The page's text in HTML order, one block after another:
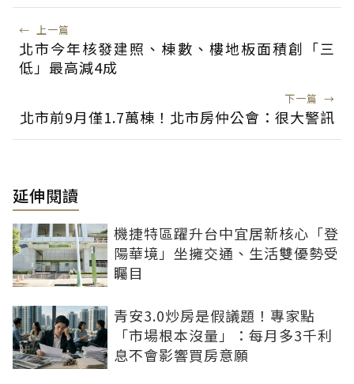
← 上一篇
北市今年核發建照、棟數、樓地板面積創「三
低」最高減4成
下一篇 →
北市前9月僅1.7萬棟！北市房仲公會：很大警訊
延伸閱讀
機捷特區躍升台中宜居新核心「登
陽華境」坐擁交通、生活雙優勢受
矚目
青安3.0炒房是假議題！專家點
「市場根本沒量」：每月多3千利
息不會影響買房意願